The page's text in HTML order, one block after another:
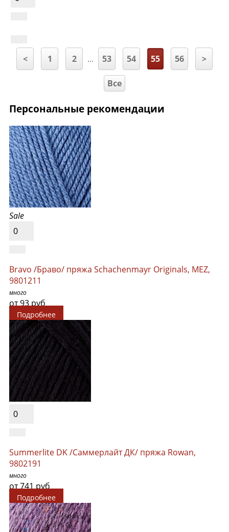
< 1 2 ... 53 54 55 56 >
Все
Персональные рекомендации
Sale
0
Bravo /Браво/ пряжа Schachenmayr Originals, MEZ,
9801211
много
от 93 руб
Подробнее
0
Summerlite DK /Саммерлайт ДК/ пряжа Rowan,
9802191
много
от 741 руб
Подробнее